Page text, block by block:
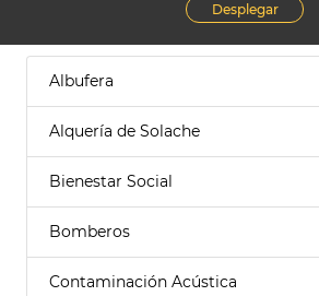
Desplegar
Albufera
Alquería de Solache
Bienestar Social
Bomberos
Contaminación Acústica